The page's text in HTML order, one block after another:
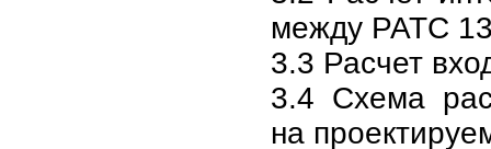
между РАТС
3.3 Расчет
3.4 Схема
на